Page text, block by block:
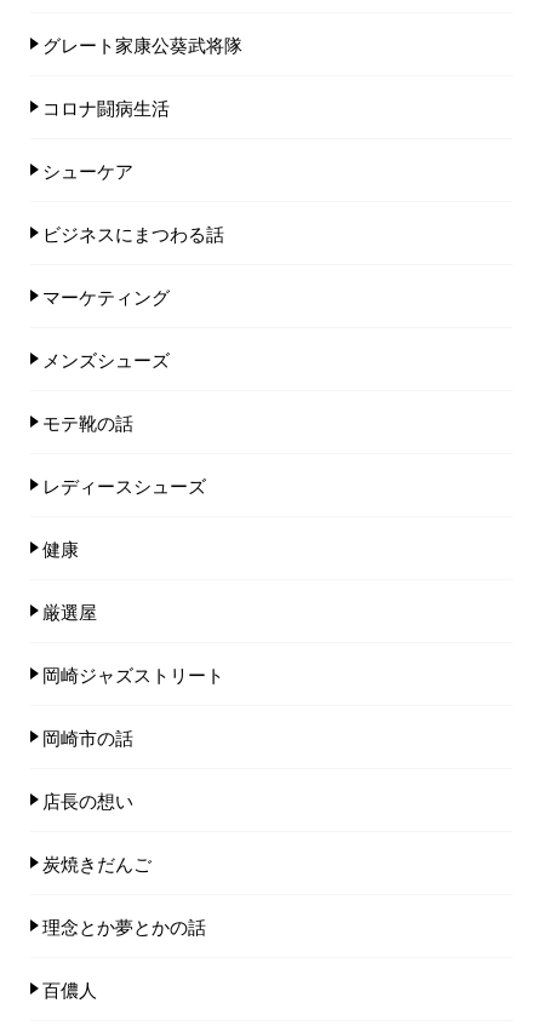
グレート家康公葵武将隊
コロナ闘病生活
シューケア
ビジネスにまつわる話
マーケティング
メンズシューズ
モテ靴の話
レディースシューズ
健康
厳選屋
岡崎ジャズストリート
岡崎市の話
店長の想い
炭焼きだんご
理念とか夢とかの話
百儂人